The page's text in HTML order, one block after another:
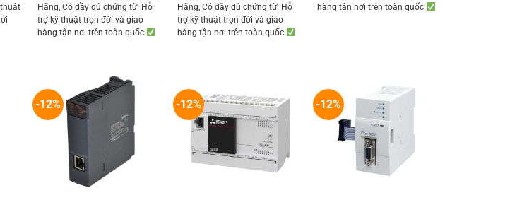
Hãng, Có đầy đủ chứng từ. Hỗ
trợ kỹ thuật trọn đời và giao
hàng tận nơi trên toàn quốc
Hãng, Có đầy đủ chứng từ. Hỗ
trợ kỹ thuật trọn đời và giao
hàng tận nơi trên toàn quốc
hàng tận nơi trên toàn quốc
-12% -12% -12%